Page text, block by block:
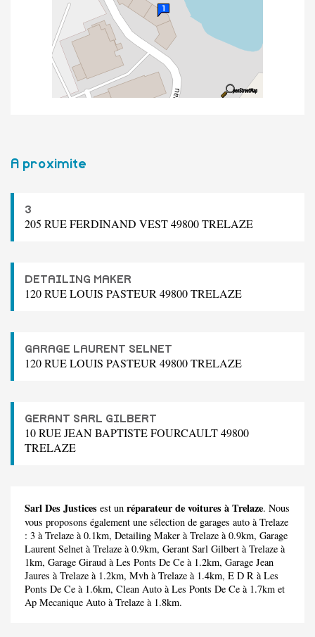
A proximite
3
205 RUE FERDINAND VEST 49800 TRELAZE
DETAILING MAKER
120 RUE LOUIS PASTEUR 49800 TRELAZE
GARAGE LAURENT SELNET
120 RUE LOUIS PASTEUR 49800 TRELAZE
GERANT SARL GILBERT
10 RUE JEAN BAPTISTE FOURCAULT 49800
TRELAZE
Sarl Des Justices est un réparateur de voitures à Trelaze. Nous
vous proposons également une sélection de garages auto à Trelaze
: 3 à Trelaze à 0.1km, Detailing Maker à Trelaze à 0.9km, Garage
Laurent Selnet à Trelaze à 0.9km, Gerant Sarl Gilbert à Trelaze à
1km, Garage Giraud à Les Ponts De Ce à 1.2km, Garage Jean
Jaures à Trelaze à 1.2km, Mvh à Trelaze à 1.4km, E D R à Les
Ponts De Ce à 1.6km, Clean Auto à Les Ponts De Ce à 1.7km et
Ap Mecanique Auto à Trelaze à 1.8km.